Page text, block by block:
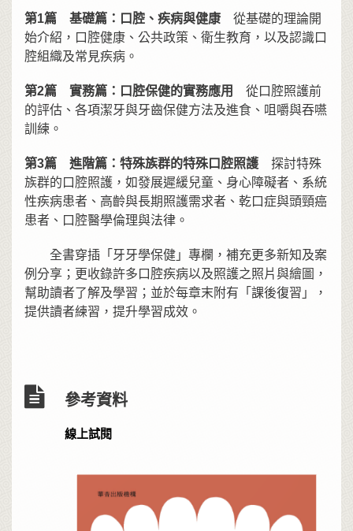
第1篇 基礎篇：口腔、疾病與健康 從基礎的理論開
始介紹，口腔健康、公共政策、衛生教育，以及認識口
腔組織及常見疾病。
第2篇 實務篇：口腔保健的實務應用
從口腔照護前
的評估、各項潔牙與牙齒保健方法及進食、咀嚼與吞嚥
訓練。
第3篇 進階篇：特殊族群的特殊口腔照護 探討特殊
族群的口腔照護，如發展遲緩兒童、身心障礙者、系統
性疾病患者、高齡與長期照護需求者、乾口症與頭頸癌
患者、口腔醫學倫理與法律。
全書穿插「牙牙學保健」專欄，補充更多新知及案
例分享；更收錄許多口腔疾病以及照護之照片與繪圖，
幫助讀者了解及學習；並於每章末附有「課後復習」，
提供讀者練習，提升學習成效。
參考資料
線上試閱